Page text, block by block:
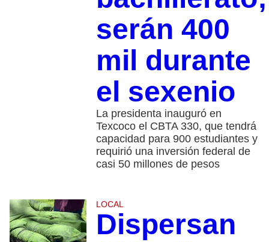
serán 400
mil durante
el sexenio
La presidenta inauguró en
Texcoco el CBTA 330, que tendrá
capacidad para 900 estudiantes y
requirió una inversión federal de
casi 50 millones de pesos
LOCAL
Dispersan